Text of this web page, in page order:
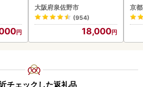
なに
大阪府泉佐野市
(954)
18,000
京
チェックした返礼品